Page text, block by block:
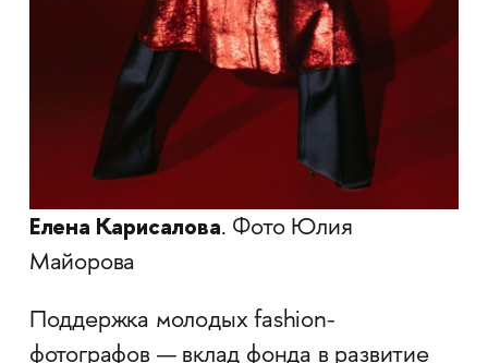
Елена Карисалова. Фото Юлия
Майорова
Поддержка молодых fashion-
фотографов — вклад фонда в развитие